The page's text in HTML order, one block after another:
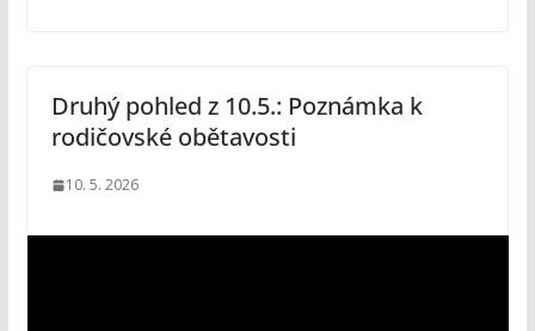
Druhý pohled z 10.5.: Poznámka k
rodičovské obětavosti
10. 5. 2026